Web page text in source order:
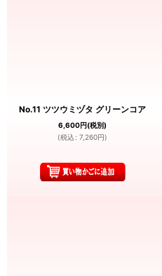
No.11 ツツウミヅタ グリーンコア
6,600円(税別)
(税込 : 7,260円)